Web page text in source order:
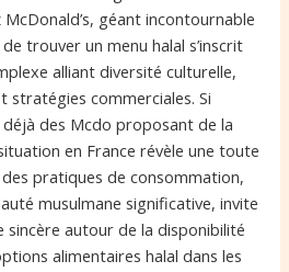
géant incontournable
trouver un menu halal s’inscrit
alliant diversité culturelle,
stratégies commerciales. Si
des Mcdo proposant de la
en France révèle une toute
pratiques de consommation,
musulmane significative, invite
sincère autour de la disponibilité
alimentaires halal dans les